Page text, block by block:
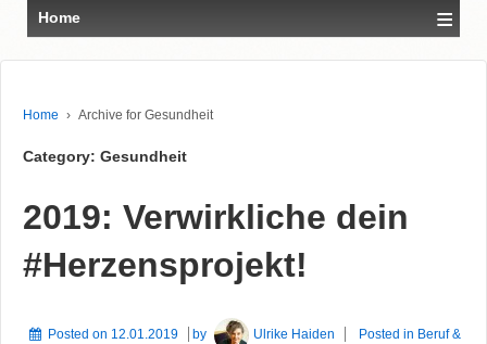
Home ≡
Home › Archive for Gesundheit
Category: Gesundheit
2019: Verwirkliche dein
#Herzensprojekt!
Posted on 12.01.2019 by Ulrike Haiden Posted in Beruf &